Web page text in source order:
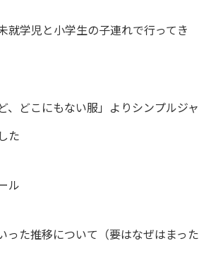
就学児と小学生の子連れで行ってき
、どこにもない服」よりシンプルジャ
た
ル
った推移について（要はなぜはまった